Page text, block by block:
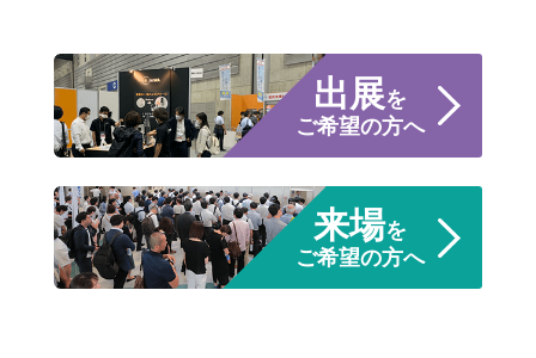
出展を
ご希望の方へ
来場を
ご希望の方へ